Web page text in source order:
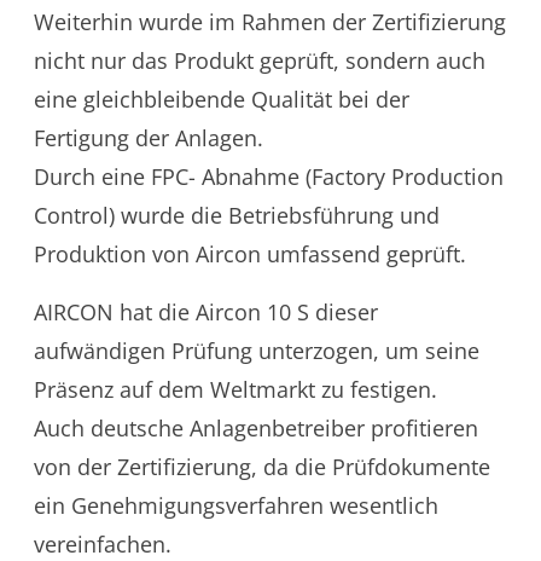
Weiterhin wurde im Rahmen der Zertifizierung
nicht nur das Produkt geprüft, sondern auch
eine gleichbleibende Qualität bei der
Fertigung der Anlagen.
Durch eine FPC- Abnahme (Factory Production
Control) wurde die Betriebsführung und
Produktion von Aircon umfassend geprüft.
AIRCON hat die Aircon 10 S dieser
aufwändigen Prüfung unterzogen, um seine
Präsenz auf dem Weltmarkt zu festigen.
Auch deutsche Anlagenbetreiber profitieren
von der Zertifizierung, da die Prüfdokumente
ein Genehmigungsverfahren wesentlich
vereinfachen.